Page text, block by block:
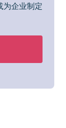
为企业制定